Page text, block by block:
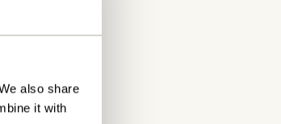
also share
it with